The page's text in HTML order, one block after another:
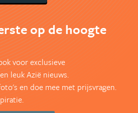
op de hoogte
voor exclusieve
leuk Azië nieuws.
en doe mee met prijsvragen.